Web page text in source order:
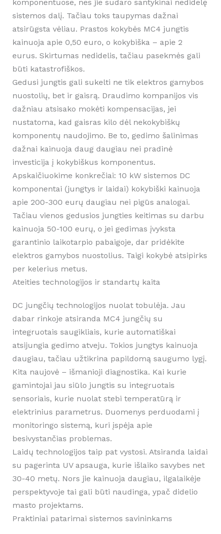
komponentuose, nes jie sudaro santykinai nedidelę
sistemos dalį. Tačiau toks taupymas dažnai
atsirūgsta vėliau. Prastos kokybės MC4 jungtis
kainuoja apie 0,50 euro, o kokybiška – apie 2
eurus. Skirtumas nedidelis, tačiau pasekmės gali
būti katastrofiškos.
Gedusi jungtis gali sukelti ne tik elektros gamybos
nuostolių, bet ir gaisrą. Draudimo kompanijos vis
dažniau atsisako mokėti kompensacijas, jei
nustatoma, kad gaisras kilo dėl nekokybiškų
komponentų naudojimo. Be to, gedimo šalinimas
dažnai kainuoja daug daugiau nei pradinė
investicija į kokybiškus komponentus.
Apskaičiuokime konkrečiai: 10 kW sistemos DC
komponentai (jungtys ir laidai) kokybiški kainuoja
apie 200-300 eurų daugiau nei pigūs analogai.
Tačiau vienos gedusios jungties keitimas su darbu
kainuoja 50-100 eurų, o jei gedimas įvyksta
garantinio laikotarpio pabaigoje, dar pridėkite
elektros gamybos nuostolius. Taigi kokybė atsipirks
per kelerius metus.
Ateities technologijos ir standartų kaita
DC jungčių technologijos nuolat tobulėja. Jau
dabar rinkoje atsiranda MC4 jungčių su
integruotais saugikliais, kurie automatiškai
atsijungia gedimo atveju. Tokios jungtys kainuoja
daugiau, tačiau užtikrina papildomą saugumo lygį.
Kita naujovė – išmanioji diagnostika. Kai kurie
gamintojai jau siūlo jungtis su integruotais
sensoriais, kurie nuolat stebi temperatūrą ir
elektrinius parametrus. Duomenys perduodami į
monitoringo sistemą, kuri įspėja apie
besivystančias problemas.
Laidų technologijos taip pat vystosi. Atsiranda laidai
su pagerinta UV apsauga, kurie išlaiko savybes net
30-40 metų. Nors jie kainuoja daugiau, ilgalaikėje
perspektyvoje tai gali būti naudinga, ypač didelio
masto projektams.
Praktiniai patarimai sistemos savininkams